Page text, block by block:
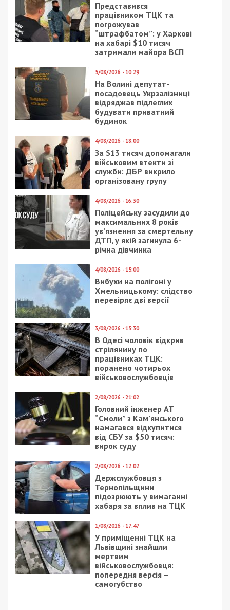
Представився
працівником ТЦК та
погрожував
“штрафбатом”: у Харкові
на хабарі $10 тисяч
затримали майора ВСП
5/08/2026 - 10:29
На Волині депутат-
посадовець Укрзалізниці
відряджав підлеглих
будувати приватний
будинок
4/08/2026 - 18:00
За $13 тисяч допомагали
військовим втекти зі
служби: ДБР викрило
організовану групу
4/08/2026 - 16:30
Поліцейську засудили до
максимальних 8 років
ув’язнення за смертельну
ДТП, у якій загинула 6-
річна дівчинка
4/08/2026 - 15:00
Вибухи на полігоні у
Хмельницькому: слідство
перевіряє дві версії
3/08/2026 - 13:30
В Одесі чоловік відкрив
стрілянину по
працівниках ТЦК:
поранено чотирьох
військовослужбовців
2/08/2026 - 21:02
Головний інженер АТ
“Смоли” з Кам’янського
намагався відкупитися
від СБУ за $50 тисяч:
вирок суду
2/08/2026 - 12:02
Держслужбовця з
Тернопільщини
підозрюють у вимаганні
хабаря за вплив на ТЦК
1/08/2026 - 17:47
У приміщенні ТЦК на
Львівщині знайшли
мертвим
військовослужбовця:
попередня версія –
самогубство